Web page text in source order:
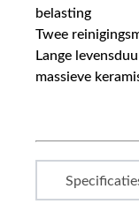
belasting
Twee
Lange
massieve